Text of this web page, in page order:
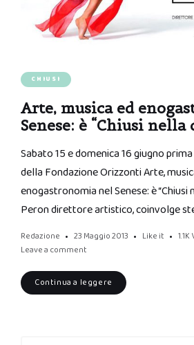
CHIUSI
Arte, musica ed
Senese: è “Chiusi nella
Sabato 15 e domenica 16 giugno
della Fondazione Orizzonti Arte,
enogastronomia nel Senese: è “Chiusi
Peron direttore artistico, coinvolge
Redazione 23 Maggio 2013 Like it 1.1K
Leave a comment
Continua a leggere